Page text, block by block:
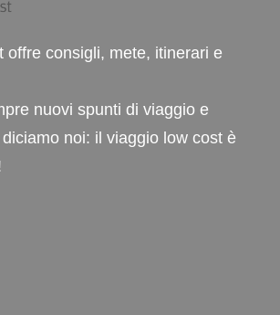
offre consigli, mete, itinerari e
nuovi spunti di viaggio e
noi: il viaggio low cost è